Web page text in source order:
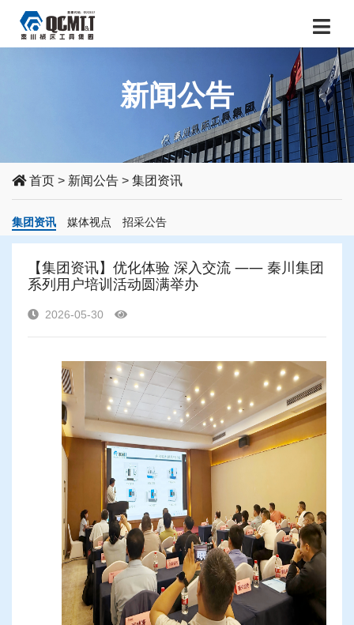
新闻公告
首页 > 新闻公告 > 集团资讯
集团资讯 媒体视点 招采公告
【集团资讯】优化体验 深入交流 —— 秦川集团
系列用户培训活动圆满举办
2026-05-30